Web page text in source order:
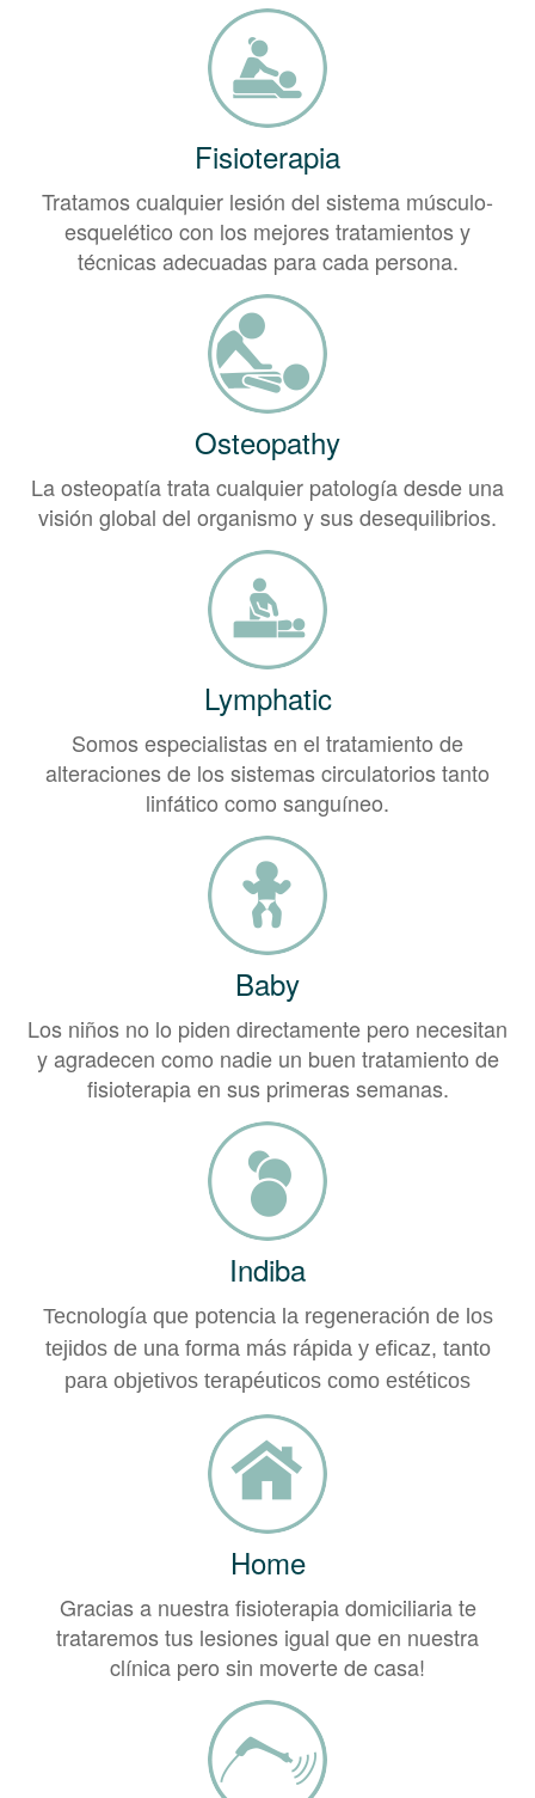
Fisioterapia
Tratamos cualquier lesión del sistema músculo-
esquelético con los mejores tratamientos y
técnicas adecuadas para cada persona.
Osteopathy
La osteopatía trata cualquier patología desde una
visión global del organismo y sus desequilibrios.
Lymphatic
Somos especialistas en el tratamiento de
alteraciones de los sistemas circulatorios tanto
linfático como sanguíneo.
Baby
Los niños no lo piden directamente pero necesitan
y agradecen como nadie un buen tratamiento de
fisioterapia en sus primeras semanas.
Indiba
Tecnología que potencia la regeneración de los
tejidos de una forma más rápida y eficaz, tanto
para objetivos terapéuticos como estéticos
Home
Gracias a nuestra fisioterapia domiciliaria te
trataremos tus lesiones igual que en nuestra
clínica pero sin moverte de casa!